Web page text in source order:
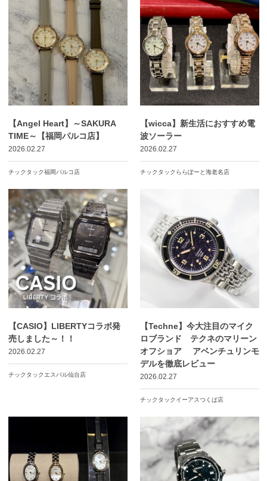
【Angel Heart】～SAKURA
TIME～【福岡パルコ店】
2026.02.27
チックタック福岡パルコ店
【wicca】新生活におすすめ電
波ソーラー
2026.02.27
チックタックららぽーと海老名店
【CASIO】LIBERTYコラボ発
売しました～！！
2026.02.27
チックタックエスパル仙台店
【Techne】今大注目のマイク
ロブランド テクネのマリーン
オフショア アベンチュリンモ
デルを徹底レビュー
2026.02.27
チックタックイーアスつくば店